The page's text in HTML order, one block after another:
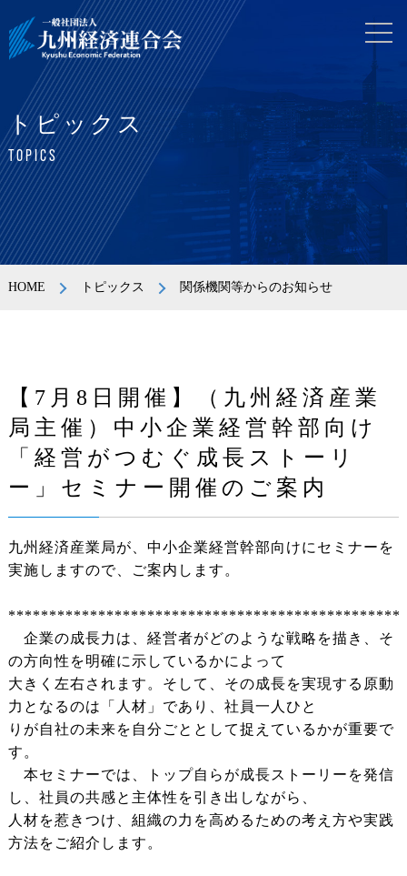
トピックス
TOPICS
HOME トピックス 関係機関等からのお知らせ
【7月8日開催】（九州経済産業
局主催）中小企業経営幹部向け
「経営がつむぐ成長ストーリ
ー」セミナー開催のご案内
九州経済産業局が、中小企業経営幹部向けにセミナーを
実施しますので、ご案内します。
企業の成長力は、経営者がどのような戦略を描き、そ
の方向性を明確に示しているかによって
大きく左右されます。そして、その成長を実現する原動
力となるのは「人材」であり、社員一人ひと
りが自社の未来を自分ごととして捉えているかが重要で
す。
本セミナーでは、トップ自らが成長ストーリーを発信
し、社員の共感と主体性を引き出しながら、
人材を惹きつけ、組織の力を高めるための考え方や実践
方法をご紹介します。